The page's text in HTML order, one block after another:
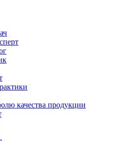
качества продукции